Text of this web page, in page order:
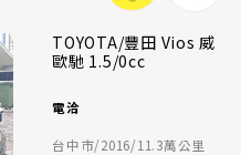
TOYOTA/豐田 Vios 威
歐馳 1.5/0cc
電洽
台中市/2016/11.3萬公里